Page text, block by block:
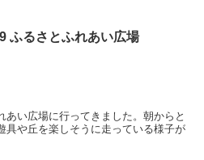
ふるさとふれあい広場
あい広場に行ってきました。朝からと
具や丘を楽しそうに走っている様子が